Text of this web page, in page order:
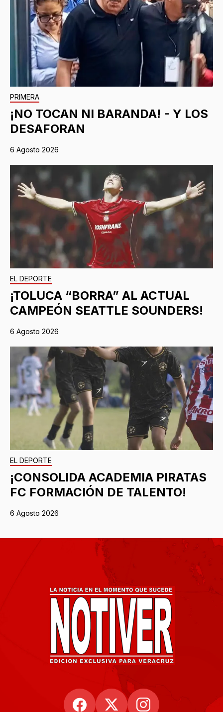
PRIMERA
¡NO TOCAN NI BARANDA! - Y LOS
DESAFORAN
6 Agosto 2026
EL DEPORTE
¡TOLUCA “BORRA” AL ACTUAL
CAMPEÓN SEATTLE SOUNDERS!
6 Agosto 2026
EL DEPORTE
¡CONSOLIDA ACADEMIA PIRATAS
FC FORMACIÓN DE TALENTO!
6 Agosto 2026